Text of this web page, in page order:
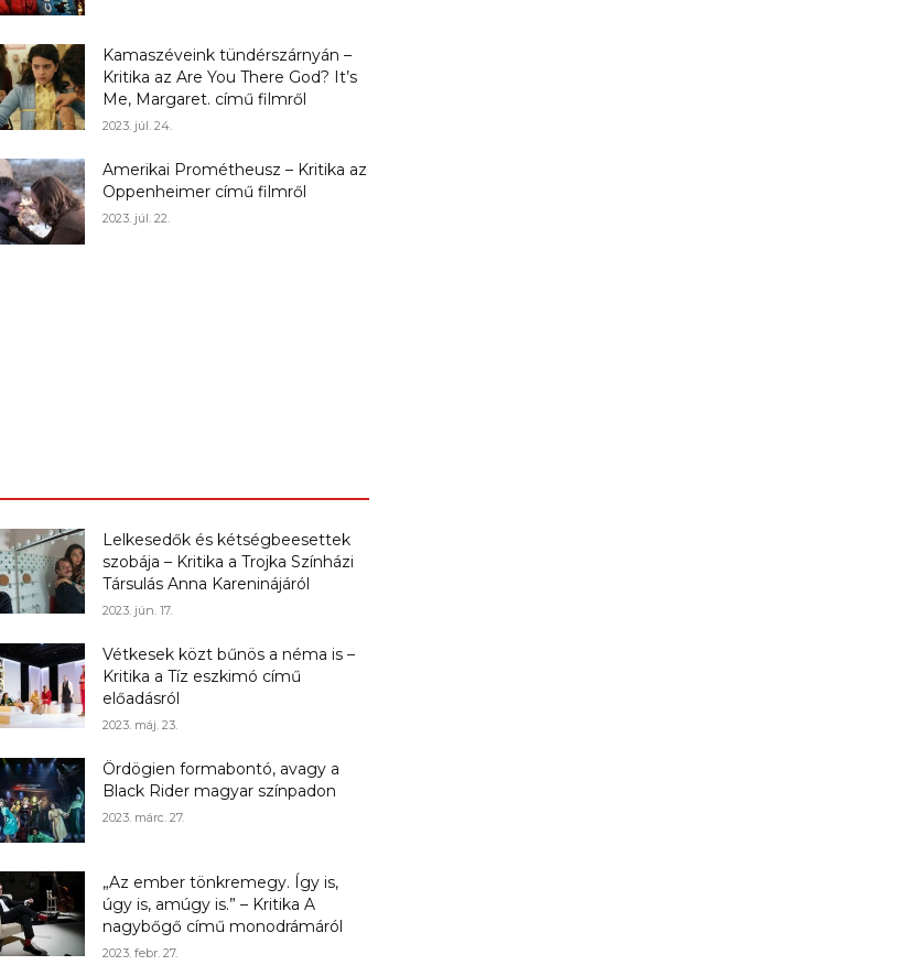
Kamaszéveink tündérszárnyán –
Kritika az Are You There God? It’s
Me, Margaret. című filmről
2023. júl. 24.
Amerikai Prométheusz – Kritika az
Oppenheimer című filmről
2023. júl. 22.
Lelkesedők és kétségbeesettek
szobája – Kritika a Trojka Színházi
Társulás Anna Kareninájáról
2023. jún. 17.
Vétkesek közt bűnös a néma is –
Kritika a Tíz eszkimó című
előadásról
2023. máj. 23.
Ördögien formabontó, avagy a
Black Rider magyar színpadon
2023. márc. 27.
„Az ember tönkremegy. Így is,
úgy is, amúgy is.” – Kritika A
nagybőgő című monodrámáról
2023. febr. 27.